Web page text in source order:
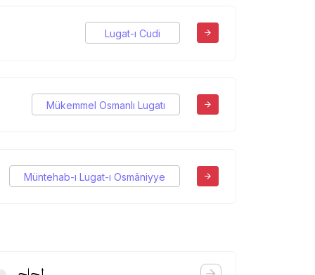
Lugat-ı Cudi
Mükemmel Osmanlı Lugatı
Müntehab-ı Lugat-ı Osmâniyye